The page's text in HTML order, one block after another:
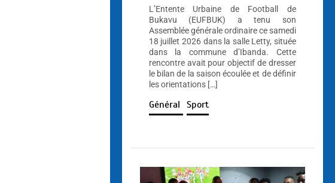
L’Entente Urbaine de Football de
Bukavu (EUFBUK) a tenu son
Assemblée générale ordinaire ce samedi
18 juillet 2026 dans la salle Letty, située
dans la commune d’Ibanda. Cette
rencontre avait pour objectif de dresser
le bilan de la saison écoulée et de définir
les orientations […]
Général Sport